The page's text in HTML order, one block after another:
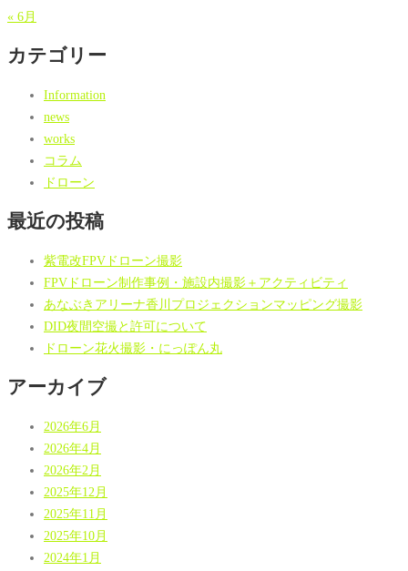
« 6月
カテゴリー
Information
news
works
コラム
ドローン
最近の投稿
紫電改FPVドローン撮影
FPVドローン制作事例・施設内撮影＋アクティビティ
あなぶきアリーナ香川プロジェクションマッピング撮影
DID夜間空撮と許可について
ドローン花火撮影・にっぽん丸
アーカイブ
2026年6月
2026年4月
2026年2月
2025年12月
2025年11月
2025年10月
2024年1月